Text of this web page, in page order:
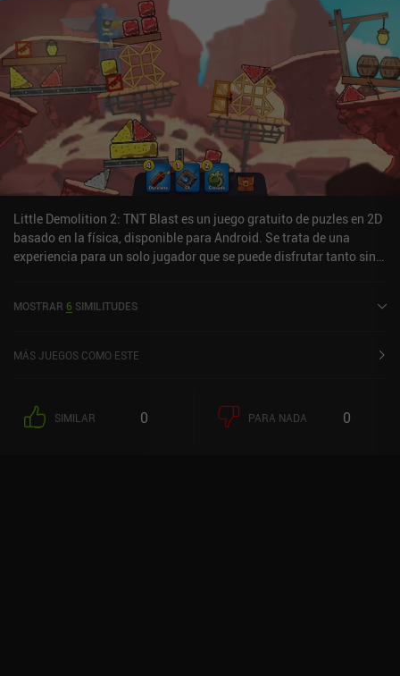
Little Demolition 2: TNT Blast es un juego gratuito de puzles en 2D
basado en la física, disponible para Android. Se trata de una
experiencia para un solo jugador que se puede disfrutar tanto sin
valoración de 3,9 sobre 5,0 en Google Play.
MOSTRAR 6 SIMILITUDES
MÁS JUEGOS COMO ESTE
SIMILAR 0 PARA NADA 0